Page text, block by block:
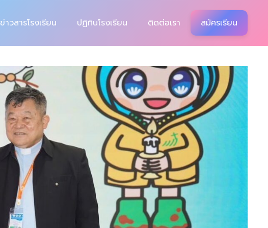
ข่าวสารโรงเรียน ปฏิทินโรงเรียน ติดต่อเรา สมัครเรียน